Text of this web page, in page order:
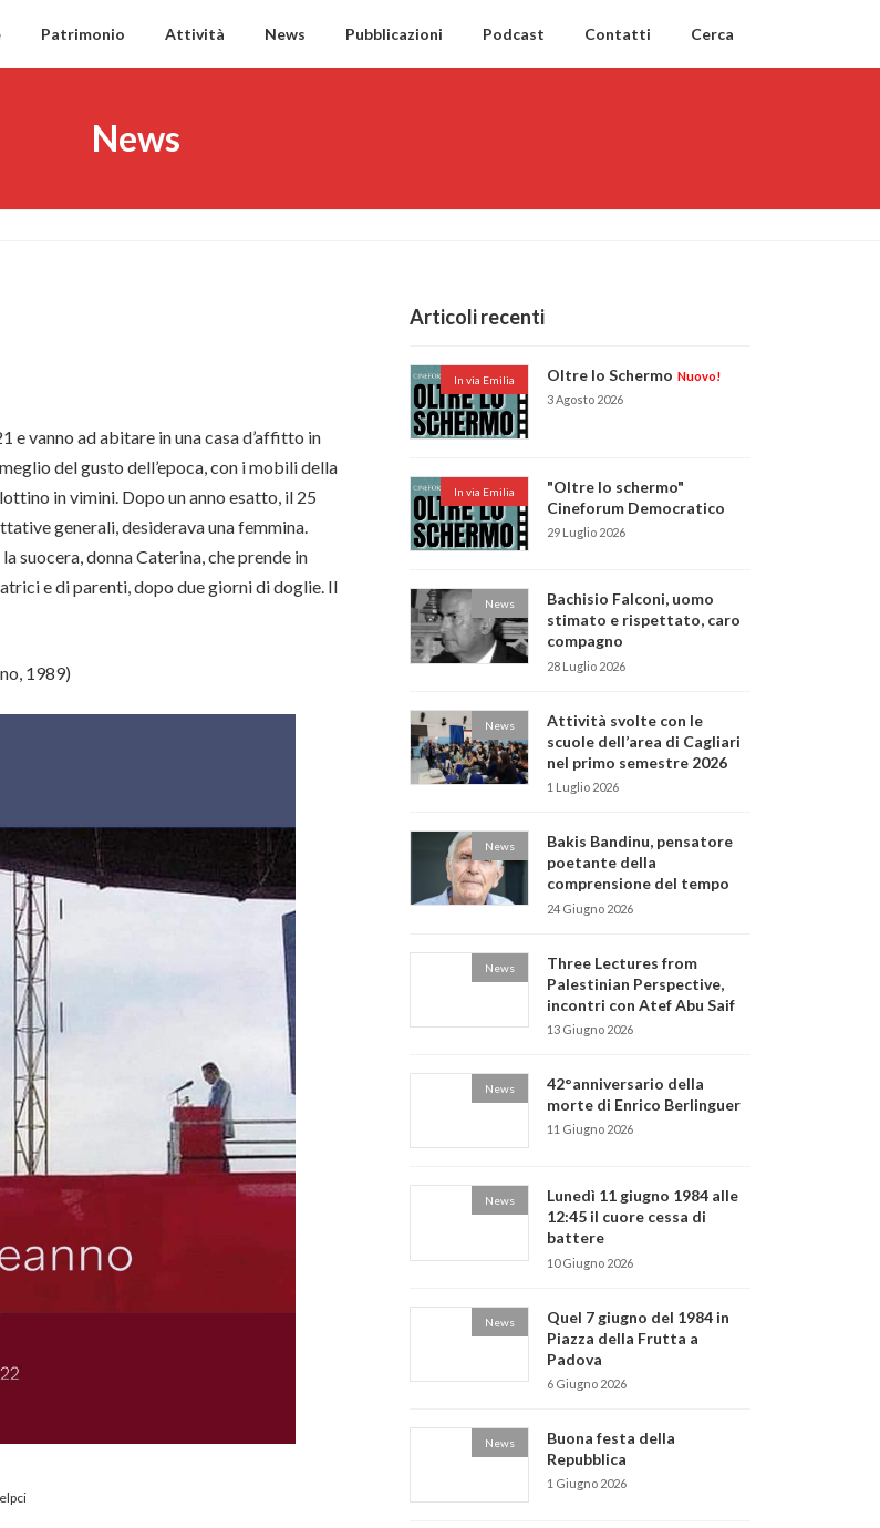
Patrimonio Attività News Pubblicazioni Podcast Contatti Cerca
News
e vanno ad abitare in una casa d’affitto in
del gusto dell’epoca, con i mobili della
in vimini. Dopo un anno esatto, il 25
generali, desiderava una femmina.
suocera, donna Caterina, che prende in
e di parenti, dopo due giorni di doglie. Il
1989)
Articoli recenti
In via Emilia Oltre lo Schermo Nuovo!
3 Agosto 2026
In via Emilia
"Oltre lo schermo"
Cineforum Democratico
29 Luglio 2026
News
Bachisio Falconi, uomo
stimato e rispettato, caro
compagno
28 Luglio 2026
News
Attività svolte con le
scuole dell’area di Cagliari
nel primo semestre 2026
1 Luglio 2026
News
Bakis Bandinu, pensatore
poetante della
comprensione del tempo
24 Giugno 2026
News
Three Lectures from
Palestinian Perspective,
incontri con Atef Abu Saif
13 Giugno 2026
News
42°anniversario della
morte di Enrico Berlinguer
11 Giugno 2026
News
Lunedì 11 giugno 1984 alle
12:45 il cuore cessa di
battere
10 Giugno 2026
News
Quel 7 giugno del 1984 in
Piazza della Frutta a
Padova
6 Giugno 2026
News
Buona festa della
Repubblica
1 Giugno 2026